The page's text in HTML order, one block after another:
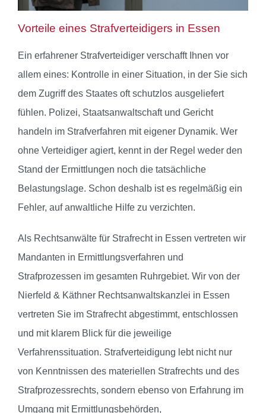
Vorteile eines Strafverteidigers in Essen
Ein erfahrener Strafverteidiger verschafft Ihnen vor
allem eines: Kontrolle in einer Situation, in der Sie sich
dem Zugriff des Staates oft schutzlos ausgeliefert
fühlen. Polizei, Staatsanwaltschaft und Gericht
handeln im Strafverfahren mit eigener Dynamik. Wer
ohne Verteidiger agiert, kennt in der Regel weder den
Stand der Ermittlungen noch die tatsächliche
Belastungslage. Schon deshalb ist es regelmäßig ein
Fehler, auf anwaltliche Hilfe zu verzichten.
Als Rechtsanwälte für Strafrecht in Essen vertreten wir
Mandanten in Ermittlungsverfahren und
Strafprozessen im gesamten Ruhrgebiet. Wir von der
Nierfeld & Käthner Rechtsanwaltskanzlei in Essen
vertreten Sie im Strafrecht abgestimmt, entschlossen
und mit klarem Blick für die jeweilige
Verfahrenssituation. Strafverteidigung lebt nicht nur
von Kenntnissen des materiellen Strafrechts und des
Strafprozessrechts, sondern ebenso von Erfahrung im
Umgang mit Ermittlungsbehörden,